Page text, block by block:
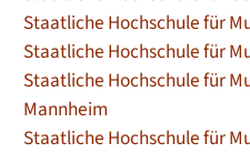
Staatliche Hochschule für
Staatliche Hochschule für
Staatliche Hochschule für
Mannheim
Staatliche Hochschule für